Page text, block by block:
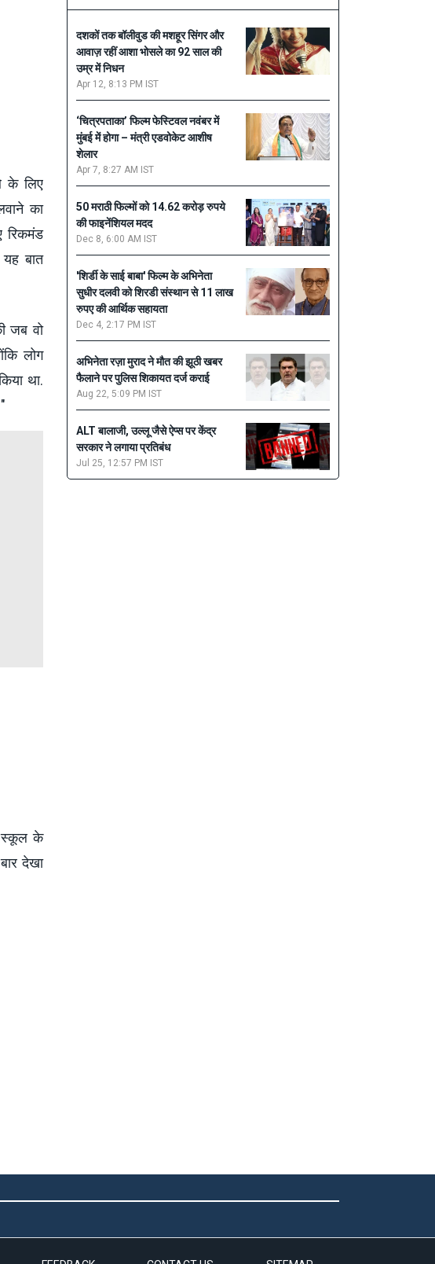
के लिए
का
रिकमंड
बात
जब वो
लोग
था.
स्कूल के
देखा
दशकों तक बॉलीवुड की मशहूर सिंगर और
आवाज़ रहीं आशा भोसले का 92 साल की
उम्र में निधन
Apr 12, 8:13 PM IST
‘चित्रपताका’ फिल्म फेस्टिवल नवंबर में
मुंबई में होगा – मंत्री एडवोकेट आशीष
शेलार
Apr 7, 8:27 AM IST
50 मराठी फिल्मों को 14.62 करोड़ रुपये
की फाइनेंशियल मदद
Dec 8, 6:00 AM IST
'शिर्डी के साई बाबा' फिल्म के अभिनेता
सुधीर दलवी को शिरडी संस्थान से 11 लाख
रुपए की आर्थिक सहायता
Dec 4, 2:17 PM IST
अभिनेता रज़ा मुराद ने मौत की झूठी खबर
फैलाने पर पुलिस शिकायत दर्ज कराई
Aug 22, 5:09 PM IST
ALT बालाजी, उल्लू जैसे ऐप्स पर केंद्र
सरकार ने लगाया प्रतिबंध
Jul 25, 12:57 PM IST